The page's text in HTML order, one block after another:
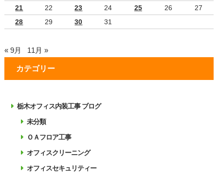
21
22 23 24 25 26
27
28
29 30 31
« 9月 11月 »
カテゴリー
栃木オフィス内装工事 ブログ
未分類
ＯＡフロア工事
オフィスクリーニング
オフィスセキュリティー